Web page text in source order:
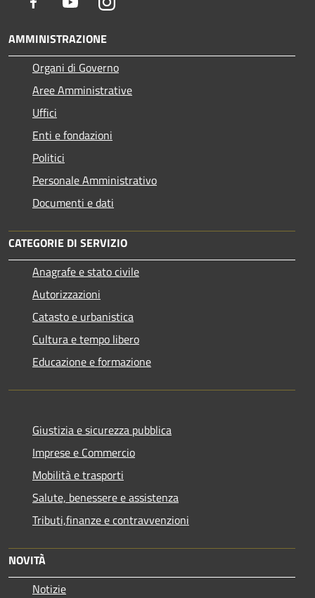
AMMINISTRAZIONE
Organi di Governo
Aree Amministrative
Uffici
Enti e fondazioni
Politici
Personale Amministrativo
Documenti e dati
CATEGORIE DI SERVIZIO
Anagrafe e stato civile
Autorizzazioni
Catasto e urbanistica
Cultura e tempo libero
Educazione e formazione
Giustizia e sicurezza pubblica
Imprese e Commercio
Mobilità e trasporti
Salute, benessere e assistenza
Tributi,finanze e contravvenzioni
NOVITÀ
Notizie